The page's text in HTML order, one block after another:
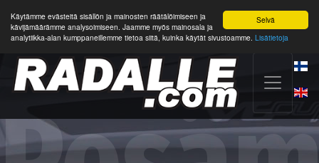
Selvä
Käytämme evästeitä sisällön ja mainosten räätälöimiseen ja
kävijämäärämme analysoimiseen. Jaamme myös mainosala ja
analytiikka-alan kumppaneillemme tietoa siitä, kuinka käytät sivustoamme. Lisätietoja